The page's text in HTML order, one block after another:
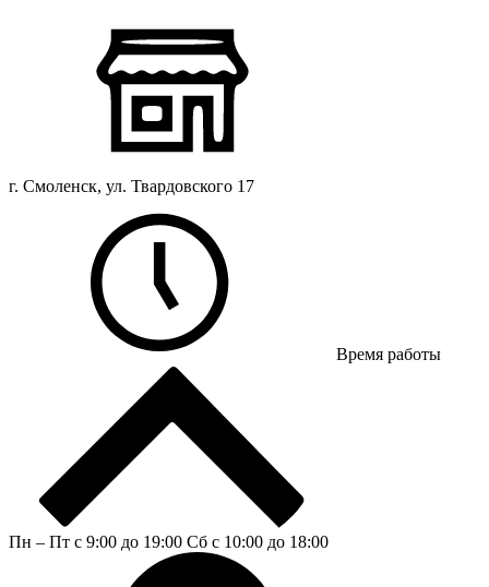
г. Смоленск, ул. Твардовского 17
Время работы
Пн – Пт с 9:00 до 19:00 Сб с 10:00 до 18:00